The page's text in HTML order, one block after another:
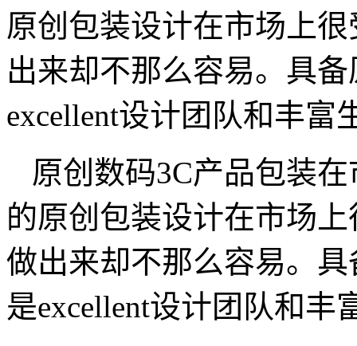
原创包装设计在市场上
出来却不那么容易。具
excellent设计团队和丰富
原创数码3C产品包装
的原创包装设计在市场
做出来却不那么容易。
是excellent设计团队和